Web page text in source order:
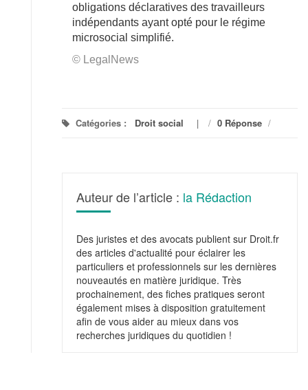
obligations déclaratives des travailleurs
indépendants ayant opté pour le régime
microsocial simplifié.
© LegalNews
Catégories : Droit social / 0 Réponse /
Auteur de l’article : la Rédaction
Des juristes et des avocats publient sur Droit.fr
des articles d'actualité pour éclairer les
particuliers et professionnels sur les dernières
nouveautés en matière juridique. Très
prochainement, des fiches pratiques seront
également mises à disposition gratuitement
afin de vous aider au mieux dans vos
recherches juridiques du quotidien !